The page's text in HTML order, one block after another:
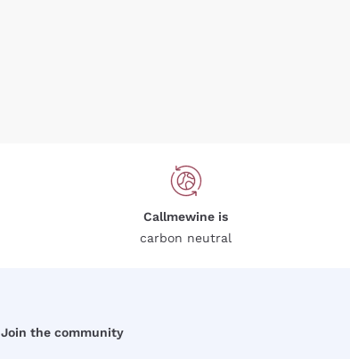
Callmewine is
carbon neutral
Join the community